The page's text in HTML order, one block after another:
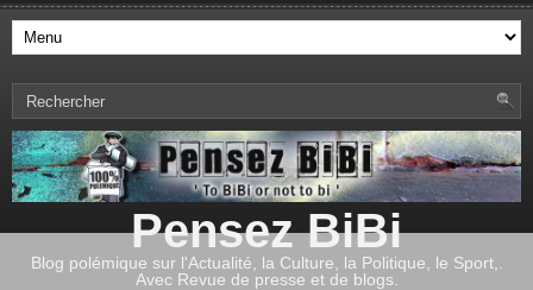
Pensez BiBi
Blog polémique sur l'Actualité, la Culture, la Politique, le Sport,.
Avec Revue de presse et de blogs.